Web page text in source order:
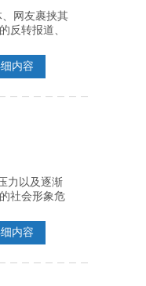
网友裹挟其
反转报道、
内容
力以及逐渐
社会形象危
内容